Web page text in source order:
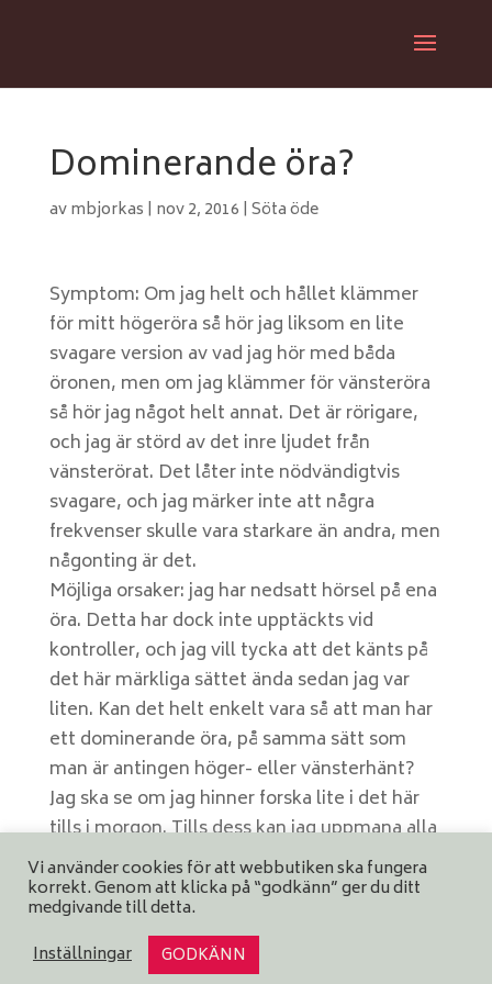
Dominerande öra?
avmbjorkas | nov 2, 2016 | Söta öde
Symptom: Om jag helt och hållet klämmer
för mitt högeröra så hör jag liksom en lite
svagare version av vad jag hör med båda
öronen, men om jag klämmer för vänsteröra
så hör jag något helt annat. Det är rörigare,
och jag är störd av det inre ljudet från
vänsterörat. Det låter inte nödvändigtvis
svagare, och jag märker inte att några
frekvenser skulle vara starkare än andra, men
någonting är det.
Möjliga orsaker: jag har nedsatt hörsel på ena
öra. Detta har dock inte upptäckts vid
kontroller, och jag vill tycka att det känts på
det här märkliga sättet ända sedan jag var
liten. Kan det helt enkelt vara så att man har
ett dominerande öra, på samma sätt som
man är antingen höger- eller vänsterhänt?
Jag ska se om jag hinner forska lite i det här
tills i morgon. Tills dess kan jag uppmana alla
15 läsare att testa själva och återkomma med
reflektioner.
Vi använder cookies för att webbutiken ska fungera
korrekt. Genom att klicka på “godkänn” ger du ditt
medgivande till detta.
Inställningar
GODKÄNN